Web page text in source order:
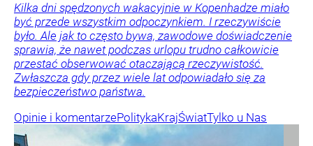
Kilka dni spędzonych wakacyjnie w Kopenhadze miało
być przede wszystkim odpoczynkiem. I rzeczywiście
było. Ale jak to często bywa, zawodowe doświadczenie
sprawia, że nawet podczas urlopu trudno całkowicie
przestać obserwować otaczającą rzeczywistość.
Zwłaszcza gdy przez wiele lat odpowiadało się za
bezpieczeństwo państwa.
Opinie i komentarzePolitykaKrajŚwiatTylko u Nas